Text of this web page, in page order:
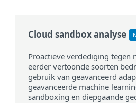
Cloud sandbox analyse
Proactieve verdediging tegen
eerder vertoonde soorten
gebruik van geavanceerd
geavanceerde machine
sandboxing en diepgaande